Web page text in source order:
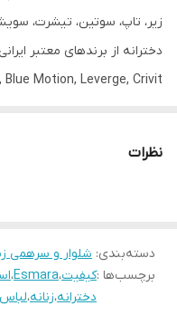
104
مورد استفاده روزانه
رنگ قرمز
زیر، تاپ، سوتین، تیشرت،
نظرات
دسته‌بندی: شلوار و سرهمی
برچسب‌ها :کیفیت،Esmara،
دخترانه،زنانه،لباس